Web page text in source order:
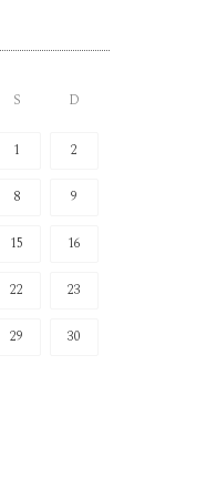
S D
1 2
8 9
15 16
22 23
29 30